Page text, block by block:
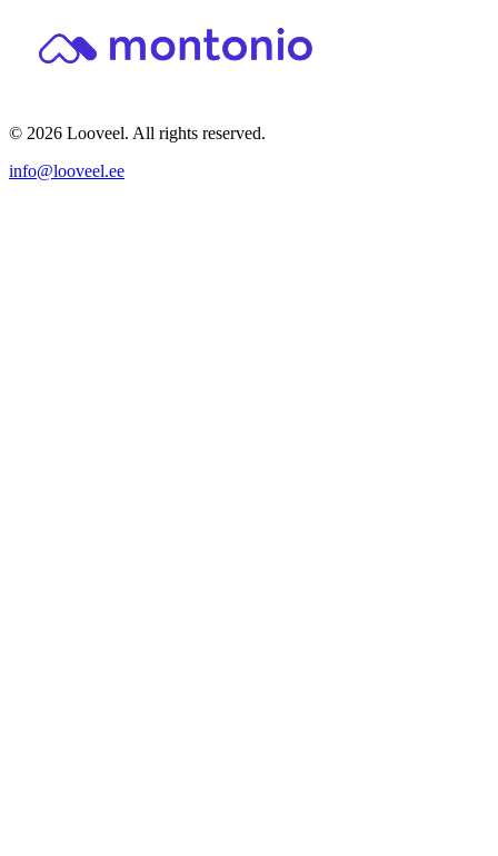
© 2026 Looveel. All rights reserved.
info@looveel.ee